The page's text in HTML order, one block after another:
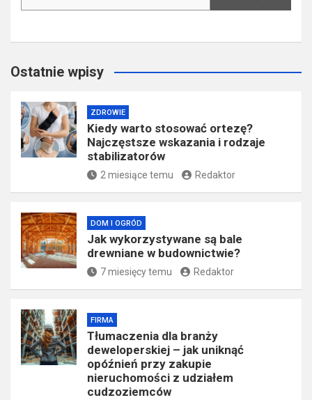
Ostatnie wpisy
ZDROWIE
Kiedy warto stosować ortezę?
Najczęstsze wskazania i rodzaje
stabilizatorów
2 miesiące temu Redaktor
DOM I OGRÓD
Jak wykorzystywane są bale
drewniane w budownictwie?
7 miesięcy temu Redaktor
FIRMA
Tłumaczenia dla branży
deweloperskiej – jak uniknąć
opóźnień przy zakupie
nieruchomości z udziałem
cudzoziemców